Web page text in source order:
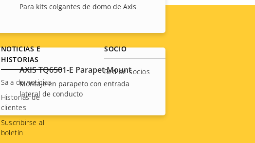
Para kits colgantes de domo de Axis
AXIS TQ6501-E Parapet Mount
Montaje en parapeto con entrada
lateral de conducto
NOTICIAS E
HISTORIAS
Sala de noticias
Historias de
clientes
Suscribirse al
boletín
SOCIO
Red de socios